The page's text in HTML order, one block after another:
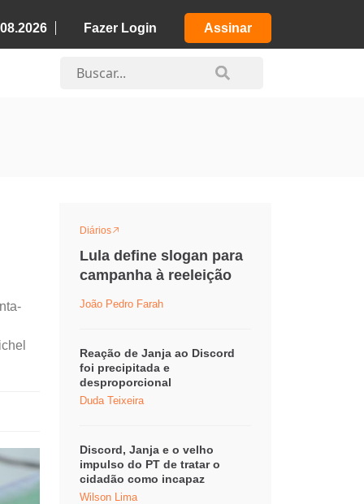
Fazer Login Assinar
Diários
Lula define slogan para
campanha à reeleição
João Pedro Farah
Reação de Janja ao Discord
foi precipitada e
desproporcional
Duda Teixeira
Discord, Janja e o velho
impulso do PT de tratar o
cidadão como incapaz
Wilson Lima